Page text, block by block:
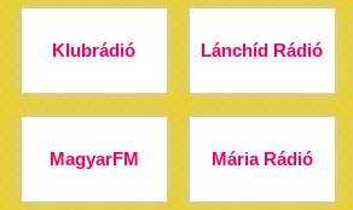
Klubrádió Lánchíd Rádió
MagyarFM Mária Rádió